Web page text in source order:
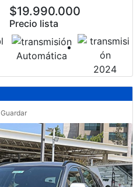
$19.990.000
Precio lista
Automática
2024
Guardar